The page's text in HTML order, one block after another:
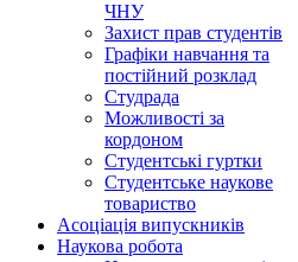
ЧНУ
Захист прав студентів
Графіки навчання та
постійний розклад
Студрада
Можливості за
кордоном
Студентські гуртки
Студентське наукове
товариство
Асоціація випускників
Наукова робота